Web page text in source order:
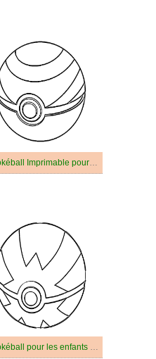
Pokéball Imprimable pour enfants
Pokéball pour les enfants de 6 an